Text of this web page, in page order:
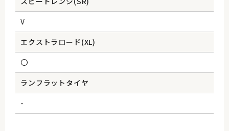
V
エクストラロード(XL)
〇
ランフラットタイヤ
-